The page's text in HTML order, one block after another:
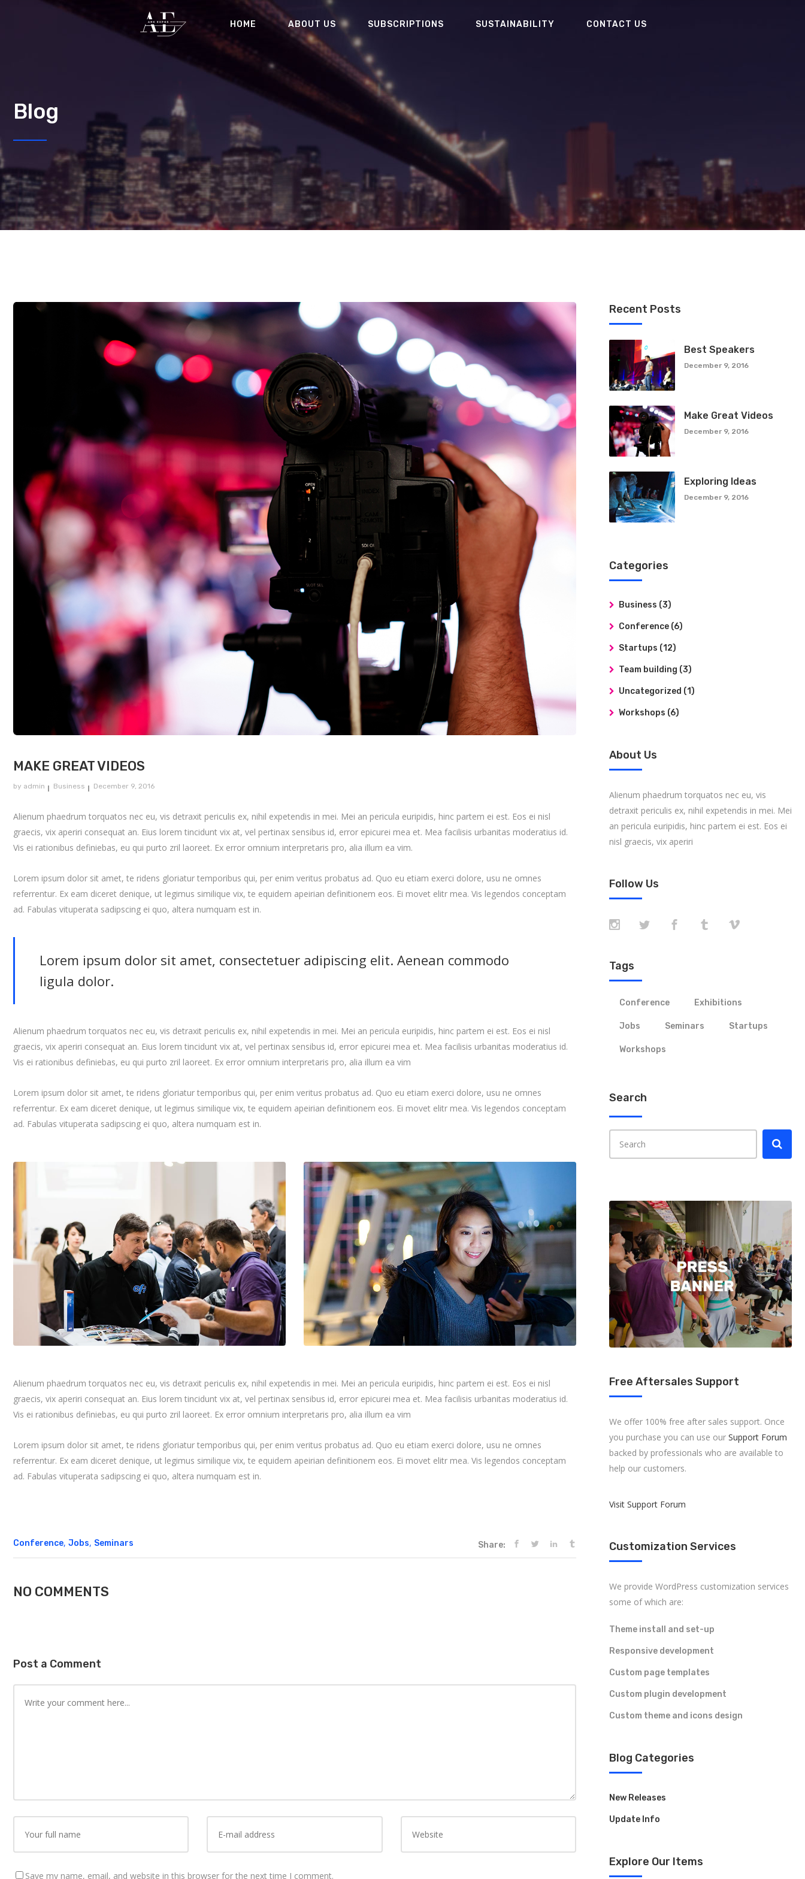
HOME ABOUT US SUBSCRIPTIONS SUSTAINABILITY CONTACT US
Blog
MAKE GREAT VIDEOS
by admin Business December 9, 2016
Alienum phaedrum torquatos nec eu, vis detraxit periculis ex, nihil expetendis in mei. Mei an pericula euripidis, hinc partem ei est. Eos ei nisl
graecis, vix aperiri consequat an. Eius lorem tincidunt vix at, vel pertinax sensibus id, error epicurei mea et. Mea facilisis urbanitas moderatius id.
Vis ei rationibus definiebas, eu qui purto zril laoreet. Ex error omnium interpretaris pro, alia illum ea vim.
Lorem ipsum dolor sit amet, te ridens gloriatur temporibus qui, per enim veritus probatus ad. Quo eu etiam exerci dolore, usu ne omnes
referrentur. Ex eam diceret denique, ut legimus similique vix, te equidem apeirian definitionem eos. Ei movet elitr mea. Vis legendos conceptam
ad. Fabulas vituperata sadipscing ei quo, altera numquam est in.
Lorem ipsum dolor sit amet, consectetuer adipiscing elit. Aenean commodo
ligula dolor.
Alienum phaedrum torquatos nec eu, vis detraxit periculis ex, nihil expetendis in mei. Mei an pericula euripidis, hinc partem ei est. Eos ei nisl
graecis, vix aperiri consequat an. Eius lorem tincidunt vix at, vel pertinax sensibus id, error epicurei mea et. Mea facilisis urbanitas moderatius id.
Vis ei rationibus definiebas, eu qui purto zril laoreet. Ex error omnium interpretaris pro, alia illum ea vim
Lorem ipsum dolor sit amet, te ridens gloriatur temporibus qui, per enim veritus probatus ad. Quo eu etiam exerci dolore, usu ne omnes
referrentur. Ex eam diceret denique, ut legimus similique vix, te equidem apeirian definitionem eos. Ei movet elitr mea. Vis legendos conceptam
ad. Fabulas vituperata sadipscing ei quo, altera numquam est in.
Alienum phaedrum torquatos nec eu, vis detraxit periculis ex, nihil expetendis in mei. Mei an pericula euripidis, hinc partem ei est. Eos ei nisl
graecis, vix aperiri consequat an. Eius lorem tincidunt vix at, vel pertinax sensibus id, error epicurei mea et. Mea facilisis urbanitas moderatius id.
Vis ei rationibus definiebas, eu qui purto zril laoreet. Ex error omnium interpretaris pro, alia illum ea vim
Lorem ipsum dolor sit amet, te ridens gloriatur temporibus qui, per enim veritus probatus ad. Quo eu etiam exerci dolore, usu ne omnes
referrentur. Ex eam diceret denique, ut legimus similique vix, te equidem apeirian definitionem eos. Ei movet elitr mea. Vis legendos conceptam
ad. Fabulas vituperata sadipscing ei quo, altera numquam est in.
Conference, Jobs, Seminars Share:
NO COMMENTS
Post a Comment
Save my name, email, and website in this browser for the next time I comment.
Recent Posts
Best Speakers
December 9, 2016
Make Great Videos
December 9, 2016
Exploring Ideas
December 9, 2016
Categories
Business (3)
Conference (6)
Startups (12)
Team building (3)
Uncategorized (1)
Workshops (6)
About Us
Alienum phaedrum torquatos nec eu, vis
detraxit periculis ex, nihil expetendis in mei. Mei
an pericula euripidis, hinc partem ei est. Eos ei
nisl graecis, vix aperiri
Follow Us
Tags
Conference Exhibitions
Jobs Seminars Startups
Workshops
Search
Free Aftersales Support
We offer 100% free after sales support. Once
you purchase you can use our Support Forum
backed by professionals who are available to
help our customers.
Visit Support Forum
Customization Services
We provide WordPress customization services
some of which are:
Theme install and set-up
Responsive development
Custom page templates
Custom plugin development
Custom theme and icons design
Blog Categories
New Releases
Update Info
Explore Our Items